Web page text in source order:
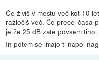
Če živiš v mestu več kot 10
razločiš več. Če precej časa
je že 25 dB zate povsem tiho.
In potem se imajo ti napol